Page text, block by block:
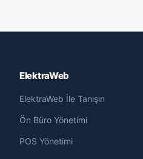
ElektraWeb
ElektraWeb İle Tanışın
Ön Büro Yönetimi
POS Yönetimi